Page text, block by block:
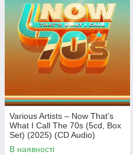
Various Artists – Now That’s
What I Call The 70s (5cd, Box
Set) (2025) (CD Audio)
(Import)
В наявності